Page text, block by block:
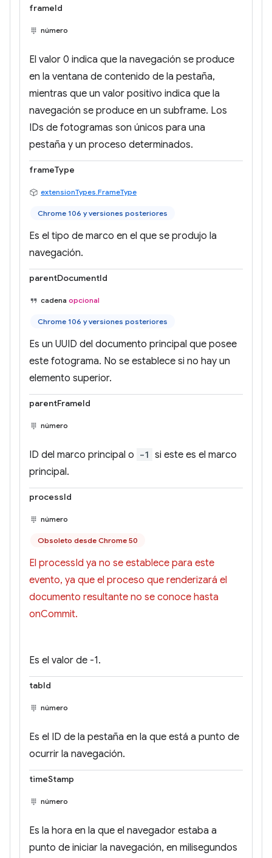
frameId
número
El valor 0 indica que la navegación se produce
en la ventana de contenido de la pestaña,
mientras que un valor positivo indica que la
navegación se produce en un subframe. Los
IDs de fotogramas son únicos para una
pestaña y un proceso determinados.
frameType
extensionTypes.FrameType
Chrome 106 y versiones posteriores
Es el tipo de marco en el que se produjo la
navegación.
parentDocumentId
cadena opcional
Chrome 106 y versiones posteriores
Es un UUID del documento principal que posee
este fotograma. No se establece si no hay un
elemento superior.
parentFrameId
número
ID del marco principal o -1 si este es el marco
principal.
processId
número
Obsoleto desde Chrome 50
El processId ya no se establece para este
evento, ya que el proceso que renderizará el
documento resultante no se conoce hasta
onCommit.
Es el valor de -1.
tabId
número
Es el ID de la pestaña en la que está a punto de
ocurrir la navegación.
timeStamp
número
Es la hora en la que el navegador estaba a
punto de iniciar la navegación, en milisegundos